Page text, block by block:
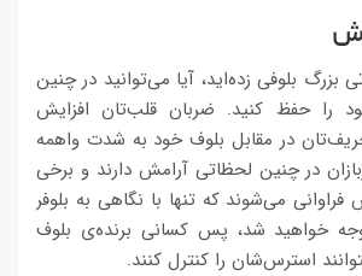
بزرگ بلوفی زده‌اید، آیا می‌توانید در چنین
را حفظ کنید. ضربان قلب‌تان افزایش
در مقابل بلوف خود به شدت واهمه
در چنین لحظاتی آرامش دارند و برخی
می‌شوند که تنها با نگاهی به بلوفر
خواهید شد، پس کسانی برنده‌ی بلوف
استرس‌شان را کنترل کنند.